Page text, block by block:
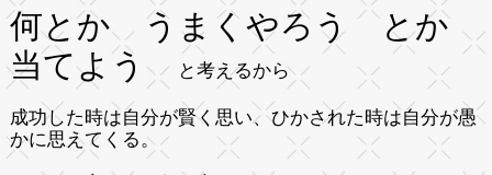
何とか うまくやろう とか
当てよう
と考えるから
成功した時は自分が賢く思い、ひかされた時は自分が愚
かに思えてくる。